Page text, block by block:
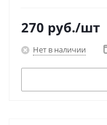
270 руб./шт
Нет в наличии